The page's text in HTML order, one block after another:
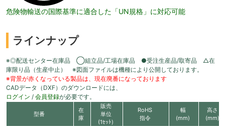
危険物輸送の国際基準に適合した「UN規格」に対応可能
ラインナップ
※◎配送センター在庫品 ◯組立品/工場在庫品 ●受注生産品/取寄品 △在
庫限り品（生産中止） ※図面ファイルは機種により公開しております。
※背景が赤くなっている製品は、現在廃番になっております
CADデータ（DXF）のダウンロードには、
ログイン / 会員登録が必要です。
型番
在
庫
販売
単位
(1ｾｯﾄ)
RoHS
指令
幅
(mm)
高さ
(mm)